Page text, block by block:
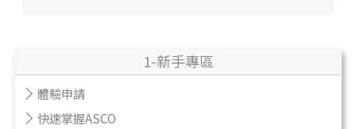
1-新手專區
體驗申請
快速掌握ASCO